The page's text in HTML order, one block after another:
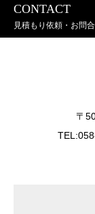
CONTACT
見積もり依頼・お問
〒